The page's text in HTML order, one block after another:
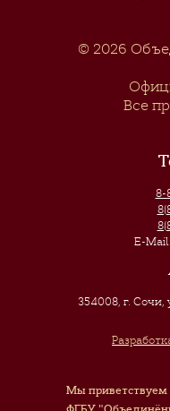
© 2026
Все
8-
E-Mail:
354008, г. Сочи,
Мы приветствуем